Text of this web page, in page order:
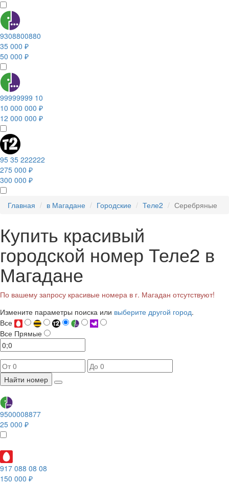
9308800880
35 000 ₽
50 000 ₽
99999999 10
10 000 000 ₽
12 000 000 ₽
95 35 222222
275 000 ₽
300 000 ₽
Главная в Магадане Городские Теле2 Серебряные
Купить красивый
городской номер Теле2 в
Магадане
По вашему запросу красивые номера в г. Магадан отсутствуют!
Измените параметры поиска или выберите другой город.
Все
Все Прямые
Найти номер
9500008877
25 000 ₽
917 088 08 08
150 000 ₽